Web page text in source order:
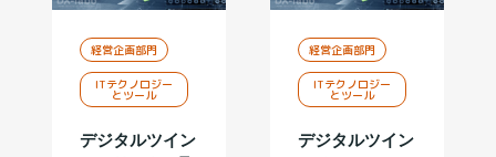
経営企画部門
ITテクノロジー
とツール
デジタルツイン
経営企画部門
ITテクノロジー
とツール
デジタルツイン